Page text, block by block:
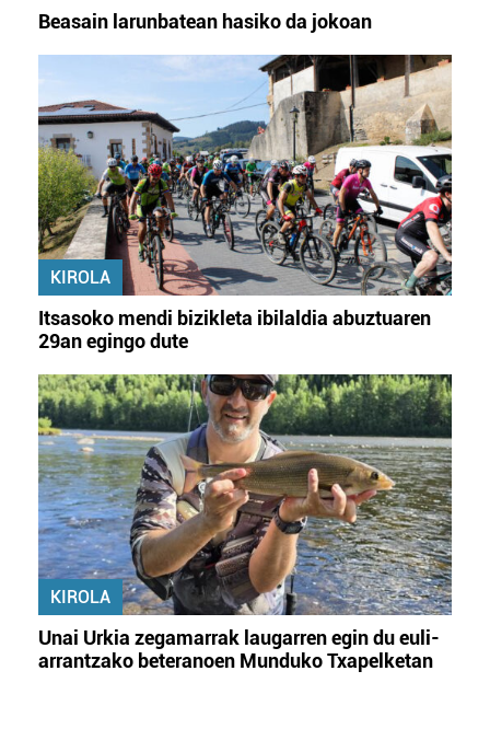
Beasain larunbatean hasiko da jokoan
KIROLA
Itsasoko mendi bizikleta ibilaldia abuztuaren
29an egingo dute
KIROLA
Unai Urkia zegamarrak laugarren egin du euli-
arrantzako beteranoen Munduko Txapelketan